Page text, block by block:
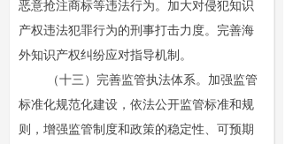
恶意抢注商标等违法行为。加大对侵犯知识
产权违法犯罪行为的刑事打击力度。完善海
外知识产权纠纷应对指导机制。
（十三）完善监管执法体系。加强监管
标准化规范化建设，依法公开监管标准和规
则，增强监管制度和政策的稳定性、可预期